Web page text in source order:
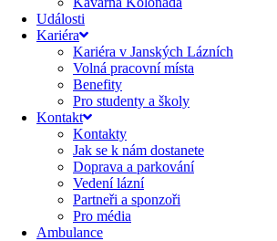
Události
Kariéra
Kariéra v Janských Lázních
Volná pracovní místa
Benefity
Pro studenty a školy
Kontakt
Kontakty
Jak se k nám dostanete
Doprava a parkování
Vedení lázní
Partneři a sponzoři
Pro média
Ambulance